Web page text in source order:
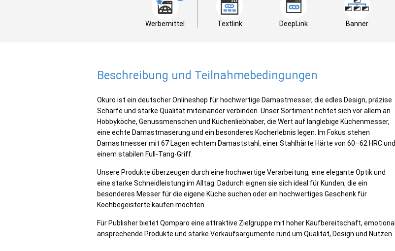
Werbemittel Textlink DeepLink Banner
Beschreibung und Teilnahmebedingungen
Okuro ist ein deutscher Onlineshop für hochwertige Damastmesser, die edles Design, präzise
Schärfe und starke Qualität miteinander verbinden. Unser Sortiment richtet sich vor allem an
Hobbyköche, Genussmenschen und Küchenliebhaber, die Wert auf langlebige Küchenmesser,
eine echte Damastmaserung und ein besonderes Kocherlebnis legen. Im Fokus stehen
Damastmesser mit 67 Lagen echtem Damaststahl, einer Stahlhärte Härte von 60–62 HRC und
einem stabilen Full-Tang-Griff.
Unsere Produkte überzeugen durch eine hochwertige Verarbeitung, eine elegante Optik und
eine starke Schneidleistung im Alltag. Dadurch eignen sie sich ideal für Kunden, die ein
besonderes Messer für die eigene Küche suchen oder ein hochwertiges Geschenk für
Kochbegeisterte kaufen möchten.
Für Publisher bietet Qomparo eine attraktive Zielgruppe mit hoher Kaufbereitschaft, emotional
ansprechende Produkte und starke Verkaufsargumente rund um Qualität, Design und Nutzen